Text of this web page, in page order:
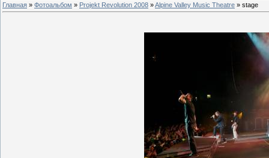
Главная » Фотоальбом » Projekt Revolution 2008 »Alpine Valley Music Theatre » stage